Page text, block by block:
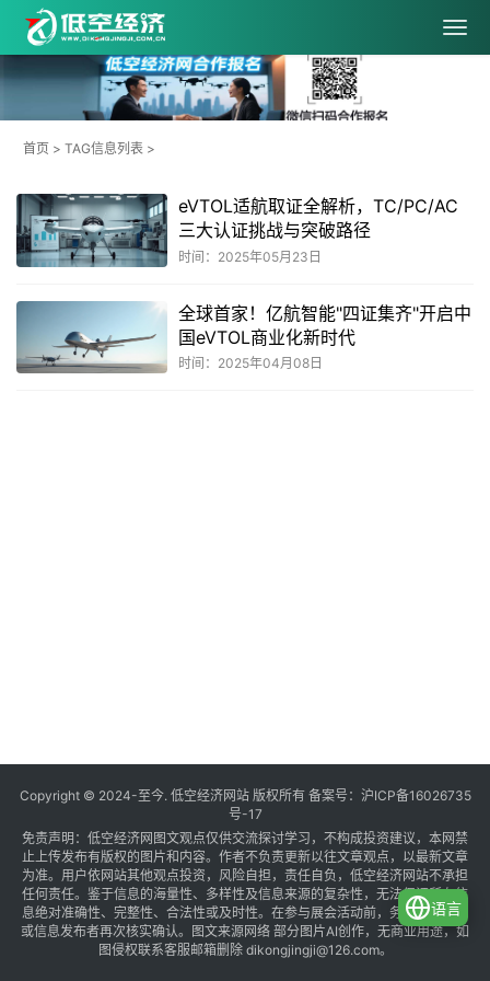
首页 > TAG信息列表 >
eVTOL适航取证全解析，TC/PC/AC
三大认证挑战与突破路径
时间：2025年05月23日
全球首家！亿航智能"四证集齐"开启中
国eVTOL商业化新时代
时间：2025年04月08日
Copyright © 2024-至今. 低空经济网站 版权所有 备案号： 沪ICP备16026735
号-17
免责声明：低空经济网图文观点仅供交流探讨学习，不构成投资建议，本网禁
止上传发布有版权的图片和内容。作者不负责更新以往文章观点，以最新文章
为准。用户依网站其他观点投资，风险自担，责任自负，低空经济网站不承担
任何责任。鉴于信息的海量性、多样性及信息来源的复杂性，无法保证所有信
息绝对准确性、完整性、合法性或及时性。在参与展会活动前，务必与组织方
或信息发布者再次核实确认。图文来源网络 部分图片AI创作，无商业用途，如
图侵权联系客服邮箱删除 dikongjingji@126.com。
语言